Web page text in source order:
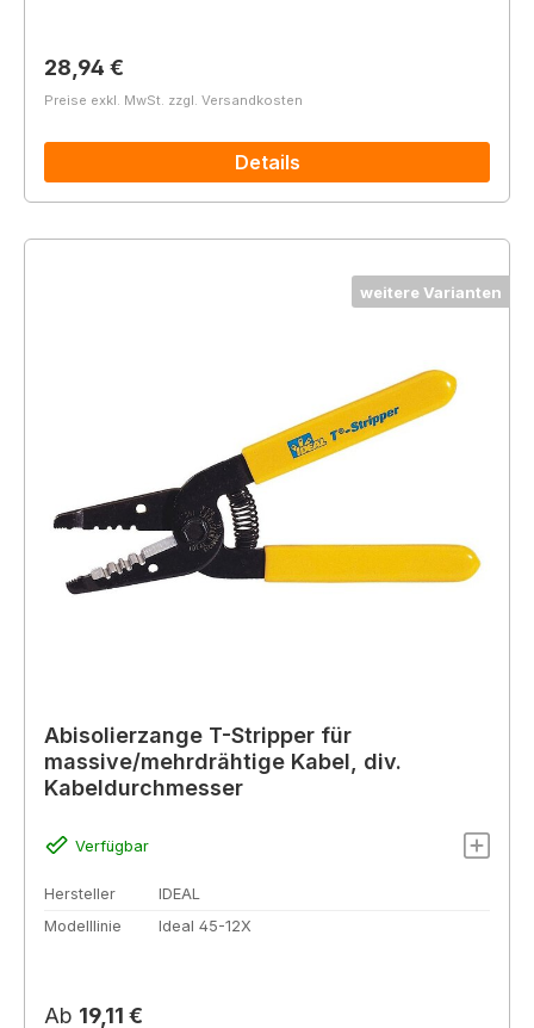
Regulärer Preis:
28,94 €
Preise exkl. MwSt. zzgl. Versandkosten
Details
weitere Varianten
Abisolierzange T-Stripper für
massive/mehrdrähtige Kabel, div.
Kabeldurchmesser
Verfügbar
Hersteller
IDEAL
Modelllinie
Ideal 45-12X
Regulärer Preis:
Ab 19,11 €